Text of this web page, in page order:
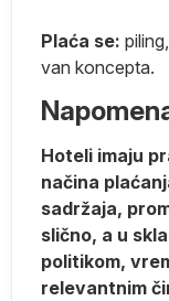
Plaća se:
van koncepta.
Hoteli imaju
načina
sadržaja,
slično, a u
politikom,
relevantnim